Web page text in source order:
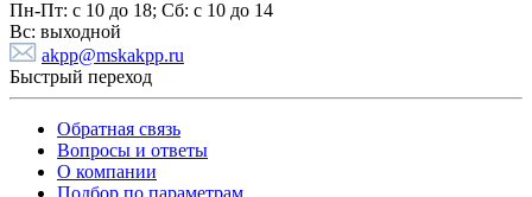
Пн-Пт: с 10 до 18; Cб: с 10 до 14
Вс: выходной
akpp@mskakpp.ru
Быстрый переход
Обратная связь
Вопросы и ответы
О компании